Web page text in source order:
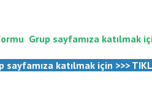
Grup sayfamıza katılmak
sayfamıza katılmak için >>>